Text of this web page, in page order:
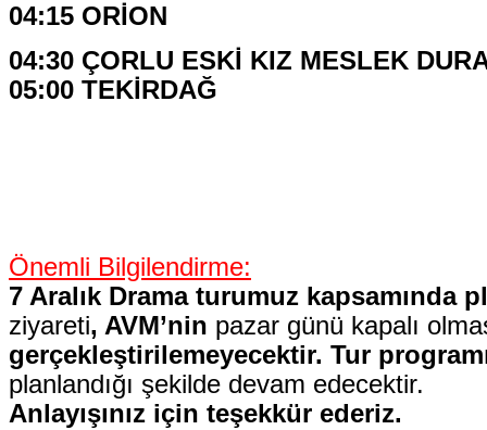
04:15 ORİON
04:30 ÇORLU ESKİ KIZ MESLEK
05:00 TEKİRDAĞ
Önemli Bilgilendirme:
7 Aralık Drama turumuz kapsamında
ziyareti, AVM’nin pazar günü kapalı
gerçekleştirilemeyecektir. Tur
planlandığı şekilde devam edecektir.
Anlayışınız için teşekkür ederiz.